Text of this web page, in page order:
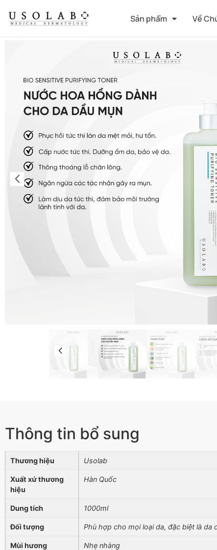
Sản phẩm Về
Thông tin bổ sung
Thương hiệu Usolab
Xuất xứ thương
hiệu
Hàn Quốc
Dung tích 1000ml
Đối tượng Phù hợp cho mọi loại da, đặc biệt là da
Mùi hương Nhẹ nhàng